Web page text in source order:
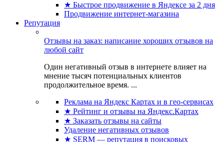
★ Быстрое продвижение в Яндексе за 2 дня
Продвижение интернет-магазина
Репутация
Отзывы на заказ: написание хороших отзывов на
любой сайт
Один негативный отзыв в интернете влияет на
мнение тысяч потенциальных клиентов
продолжительное время. ...
Реклама на Яндекс Картах и в гео-сервисах
★ Рейтинг и отзывы на Яндекс.Картах
★ Заказать отзывы на сайты
Удаление негативных отзывов
★ SERM — репутация в поисковых